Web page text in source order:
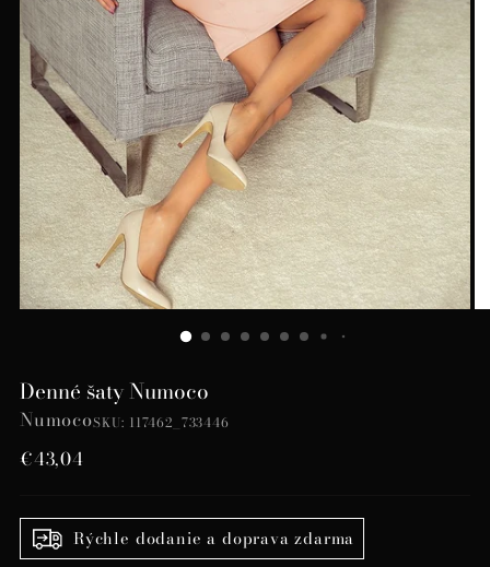
Denné šaty Numoco
NumocoSKU: 117462_733446
Bežná
€43,04
Rýchle dodanie a doprava zdarma